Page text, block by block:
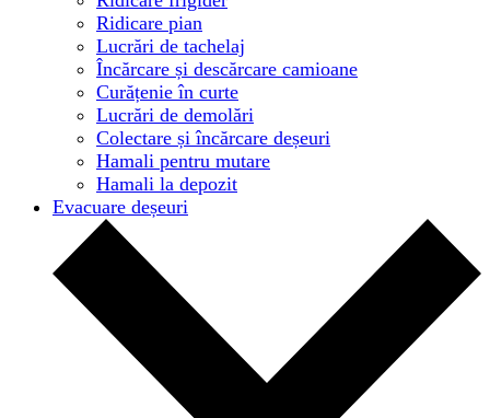
Ridicare pian
Lucrări de tachelaj
Încărcare și descărcare camioane
Curățenie în curte
Lucrări de demolări
Colectare și încărcare deșeuri
Hamali pentru mutare
Hamali la depozit
Evacuare deșeuri